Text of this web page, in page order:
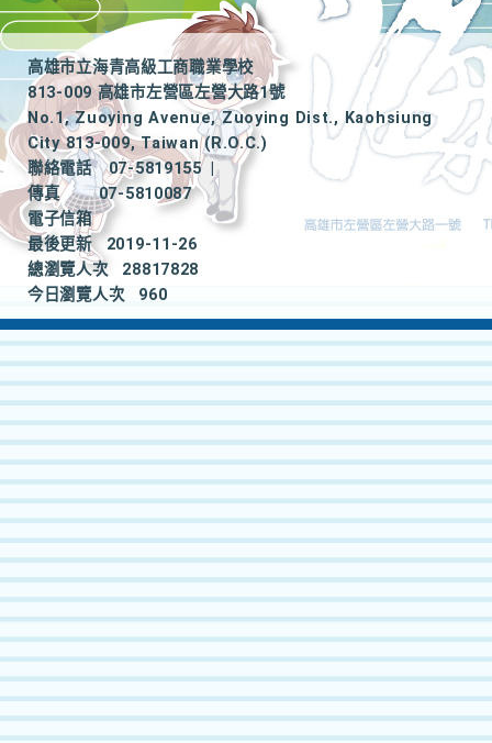
高雄市立海青高級工商職業學校
813-009 高雄市左營區左營大路1號
No.1, Zuoying Avenue, Zuoying Dist., Kaohsiung
City 813-009, Taiwan (R.O.C.)
聯絡電話
07-5819155
|
傳真
07-5810087
電子信箱
最後更新
2019-11-26
總瀏覽人次
28817828
今日瀏覽人次
960